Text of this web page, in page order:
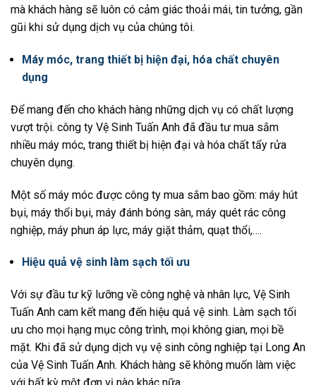
mà khách hàng sẽ luôn có cảm giác thoải mái, tin tưởng, gần
gũi khi sử dụng dịch vụ của chúng tôi.
Máy móc, trang thiết bị hiện đại, hóa chất chuyên
dụng
Để mang đến cho khách hàng những dịch vụ có chất lượng
vượt trội. công ty Vệ Sinh Tuấn Anh đã đầu tư mua sắm
nhiều máy móc, trang thiết bị hiện đại và hóa chất tẩy rửa
chuyên dụng.
Một số máy móc được công ty mua sắm bao gồm: máy hút
bụi, máy thổi bụi, máy đánh bóng sàn, máy quét rác công
nghiệp, máy phun áp lực, máy giặt thảm, quạt thổi,….
Hiệu quả vệ sinh làm sạch tối ưu
Với sự đầu tư kỹ lưỡng về công nghệ và nhân lực, Vệ Sinh
Tuấn Anh cam kết mang đến hiệu quả vệ sinh. Làm sạch tối
ưu cho mọi hạng mục công trình, mọi không gian, mọi bề
mặt. Khi đã sử dụng dịch vụ vệ sinh công nghiệp tại Long An
của Vệ Sinh Tuấn Anh. Khách hàng sẽ không muốn làm việc